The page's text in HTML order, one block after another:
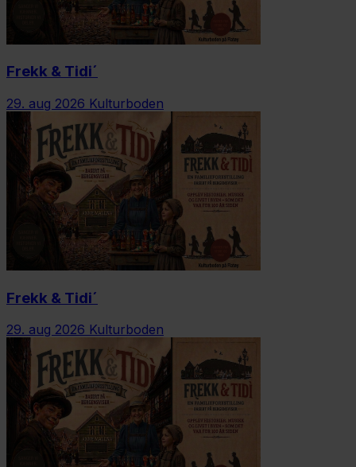
Frekk & Tidi´
29. aug 2026 Kulturboden
Frekk & Tidi´
29. aug 2026 Kulturboden